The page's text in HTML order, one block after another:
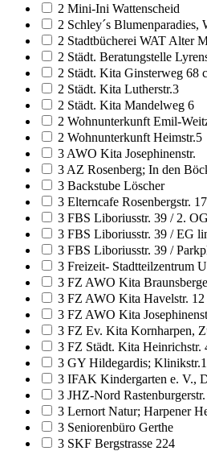
2 Mini-Ini Wattenscheid
2 Schley´s
2 Stadtbücherei WAT Alter
2 Städt. Beratungstelle
2 Städt. Kita Ginsterweg 68 c
2 Städt. Kita Lutherstr.3
2 Städt. Kita Mandelweg 6
2 Wohnunterkunft Emil-
2 Wohnunterkunft Heimstr.5
3 AWO Kita Josephinenstr.
3 AZ Rosenberg; In den
3 Backstube Löscher
3 Elterncafe Rosenbergstr. 17
3 FBS Liboriusstr. 39 / 2. OG
3 FBS Liboriusstr. 39 / EG
3 FBS Liboriusstr. 39 /
3 Freizeit- Stadtteilzentrum
3 FZ AWO Kita
3 FZ AWO Kita Havelstr. 12
3 FZ AWO Kita
3 FZ Ev. Kita Kornharpen,
3 FZ Städt. Kita Heinrichstr.
3 GY Hildegardis; Klinikstr.1
3 IFAK Kindergarten e. V.,
3 JHZ-Nord Rastenburgerstr.
3 Lernort Natur; Harpener
3 Seniorenbüro Gerthe
3 SKF Bergstrasse 224